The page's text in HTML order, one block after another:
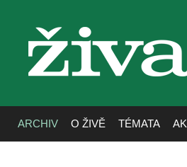
živa
ARCHIV O ŽIVĚ TÉMATA